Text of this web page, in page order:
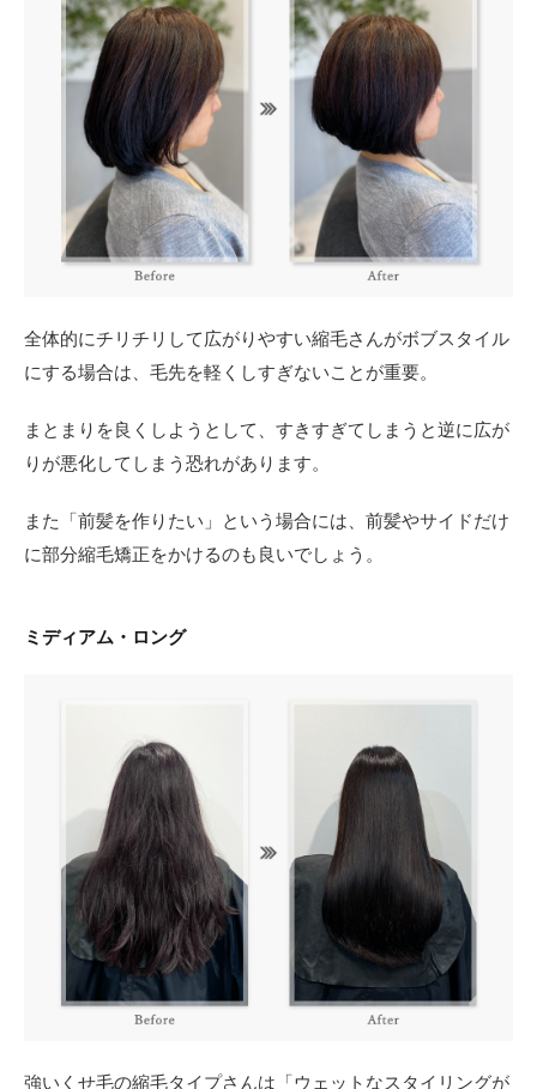
全体的にチリチリして広がりやすい縮毛さんがボブスタイル
にする場合は、毛先を軽くしすぎないことが重要。
まとまりを良くしようとして、すきすぎてしまうと逆に広が
りが悪化してしまう恐れがあります。
また「前髪を作りたい」という場合には、前髪やサイドだけ
に部分縮毛矯正をかけるのも良いでしょう。
ミディアム・ロング
強いくせ毛の縮毛タイプさんは「ウェットなスタイリングが